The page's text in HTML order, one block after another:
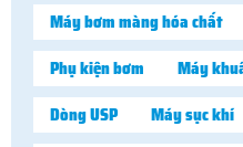
Máy bơm màng hóa chất
Phụ kiện bơm
Máy
Dòng USP
Máy sục khí